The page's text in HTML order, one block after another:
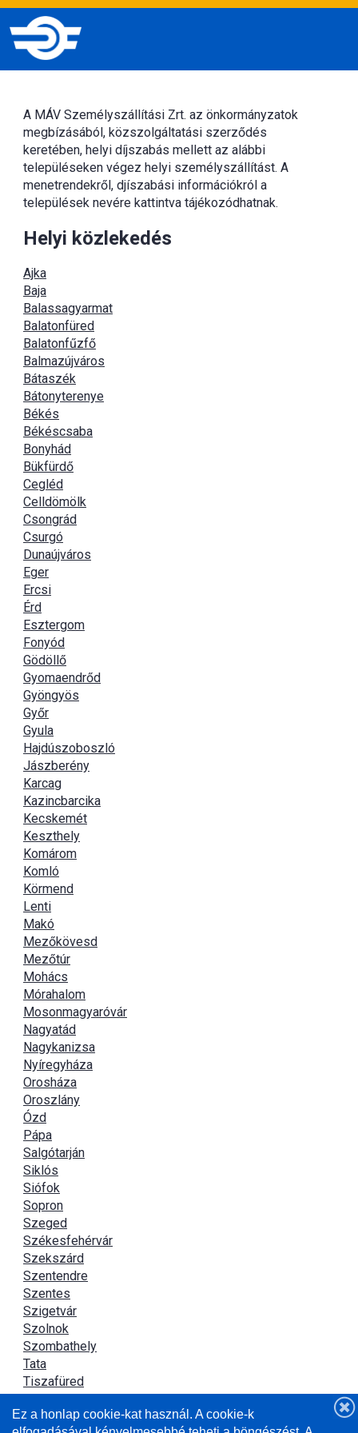
A MÁV Személyszállítási Zrt. az önkormányzatok
megbízásából, közszolgáltatási szerződés
keretében, helyi díjszabás mellett az alábbi
településeken végez helyi személyszállítást. A
menetrendekről, djíszabási információkról a
települések nevére kattintva tájékozódhatnak.
Helyi közlekedés
Ajka
Baja
Balassagyarmat
Balatonfüred
Balatonfűzfő
Balmazújváros
Bátaszék
Bátonyterenye
Békés
Békéscsaba
Bonyhád
Bükfürdő
Cegléd
Celldömölk
Csongrád
Csurgó
Dunaújváros
Eger
Ercsi
Érd
Esztergom
Fonyód
Gödöllő
Gyomaendrőd
Gyöngyös
Győr
Gyula
Hajdúszoboszló
Jászberény
Karcag
Kazincbarcika
Kecskemét
Keszthely
Komárom
Komló
Körmend
Lenti
Makó
Mezőkövesd
Mezőtúr
Mohács
Mórahalom
Mosonmagyaróvár
Nagyatád
Nagykanizsa
Nyíregyháza
Orosháza
Oroszlány
Ózd
Pápa
Salgótarján
Siklós
Siófok
Sopron
Szeged
Székesfehérvár
Szekszárd
Szentendre
Szentes
Szigetvár
Szolnok
Szombathely
Tata
Tiszafüred
Újszász
Ez a honlap cookie-kat használ. A cookie-k